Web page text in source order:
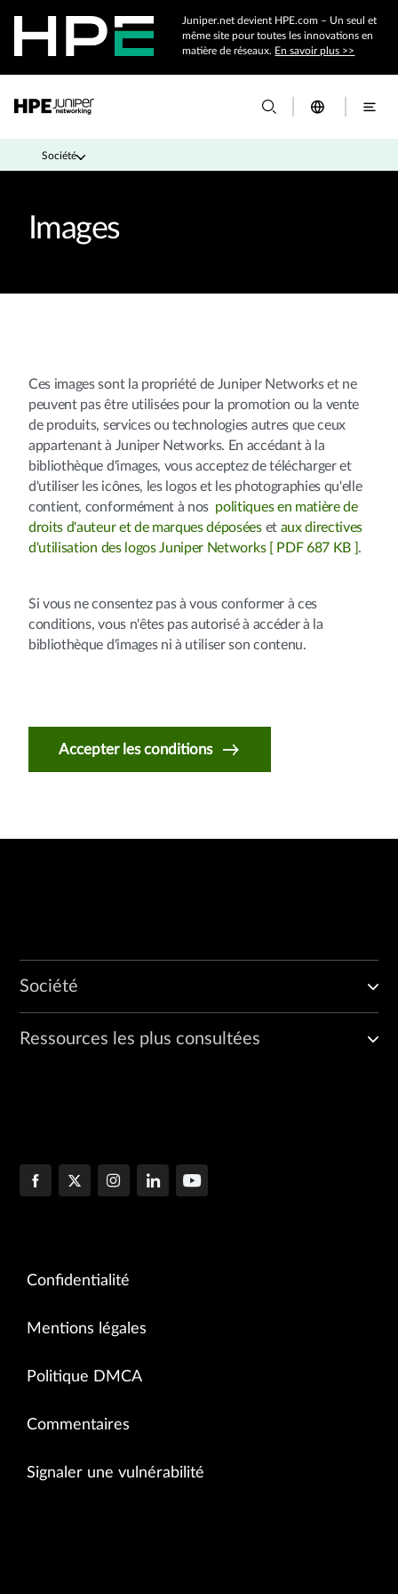
Juniper.net devient HPE.com – Un seul et
même site pour toutes les innovations en
matière de réseaux. En savoir plus >>
Société
Images
Ces images sont la propriété de Juniper Networks et ne
peuvent pas être utilisées pour la promotion ou la vente
de produits, services ou technologies autres que ceux
appartenant à Juniper Networks. En accédant à la
bibliothèque d'images, vous acceptez de télécharger et
d'utiliser les icônes, les logos et les photographies qu'elle
contient, conformément à nos politiques en matière de
droits d'auteur et de marques déposéeset aux directives
d'utilisation des logos Juniper Networks [ PDF 687 KB ] .
Si vous ne consentez pas à vous conformer à ces
conditions, vous n'êtes pas autorisé à accéder à la
bibliothèque d'images ni à utiliser son contenu.
Accepter les conditions
Société
Ressources les plus consultées
Confidentialité
Mentions légales
Politique DMCA
Commentaires
Signaler une vulnérabilité